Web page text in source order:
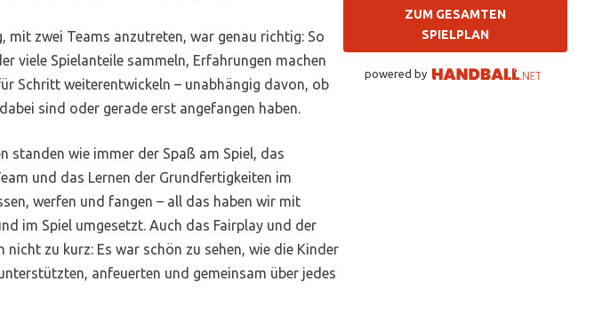
mit zwei Teams anzutreten, war genau richtig: So
viele Spielanteile sammeln, Erfahrungen machen
Schritt weiterentwickeln – unabhängig davon, ob
sind oder gerade erst angefangen haben.
standen wie immer der Spaß am Spiel, das
und das Lernen der Grundfertigkeiten im
werfen und fangen – all das haben wir mit
im Spiel umgesetzt. Auch das Fairplay und der
nicht zu kurz: Es war schön zu sehen, wie die Kinder
anfeuerten und gemeinsam über jedes
ZUM GESAMTEN
SPIELPLAN
powered by